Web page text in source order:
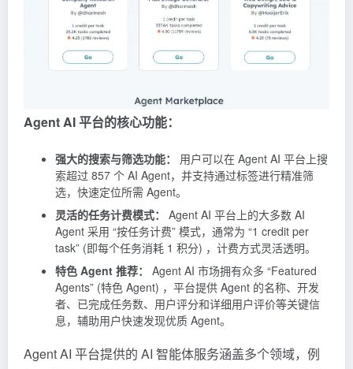
Agent AI 平台的核心功能：
强大的搜索与筛选功能：
用户可以在 Agent AI 平台上搜
索超过 857 个 AI Agent，并支持通过标签进行精准筛
选，快速定位所需 Agent。
灵活的任务计费模式：
Agent AI 平台上的大多数 AI
Agent 采用 “按任务计费” 模式，通常为 “1 credit per
task” (即每个任务消耗 1 积分) ，计费方式灵活透明。
特色 Agent 推荐：
Agent AI 市场拥有众多 “Featured
Agents” (特色 Agent) ，平台提供 Agent 的名称、开发
者、已完成任务数、用户评分和详细用户评价等关键信
息，辅助用户快速发现优质 Agent。
Agent AI 平台提供的 AI 智能体服务涵盖多个领域，例